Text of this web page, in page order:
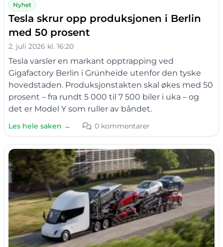
Nyhet
Tesla skrur opp produksjonen i Berlin
med 50 prosent
2. juli 2026 kl. 16:20
Tesla varsler en markant opptrapping ved
Gigafactory Berlin i Grünheide utenfor den tyske
hovedstaden. Produksjonstakten skal økes med 50
prosent – fra rundt 5 000 til 7 500 biler i uka – og
det er Model Y som ruller av båndet.
Les hele saken → 0 kommentarer